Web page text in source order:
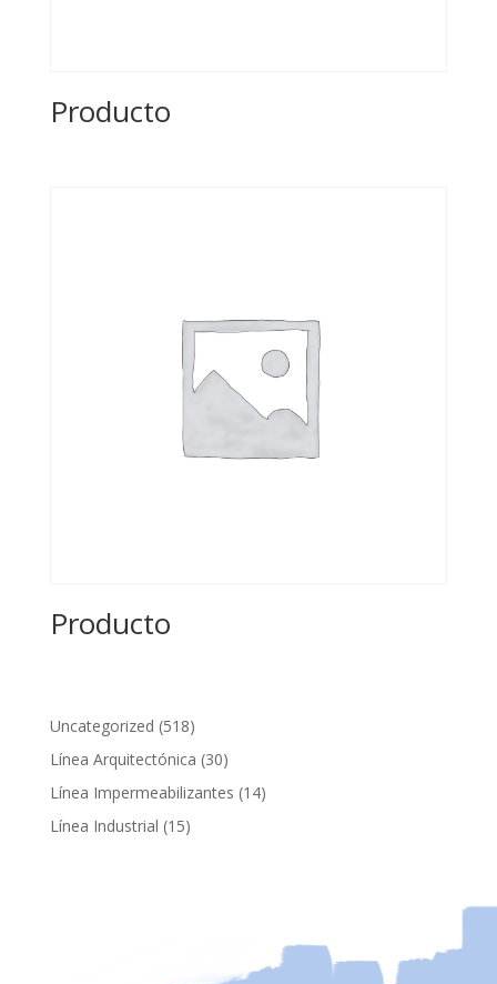
Producto
Producto
Uncategorized 518518
productos
Línea Arquitectónica 3030
productos
Línea Impermeabilizantes 1414
Línea Industrial 1515